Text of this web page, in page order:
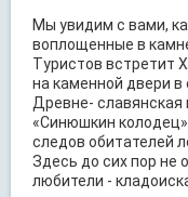
Мы увидим с вами,
воплощенные в
Туристов встретит
на каменной двери
Древне- славянская
«Синюшкин
следов обитателей
Здесь до сих пор не
любители -